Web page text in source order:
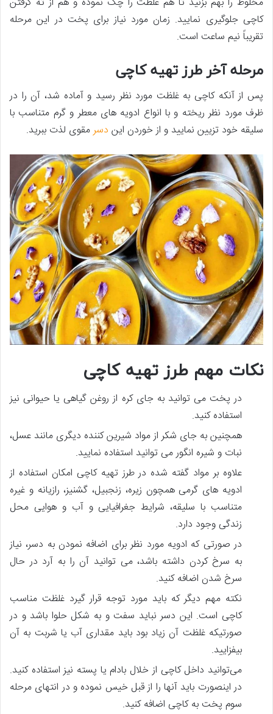
کاچی جلوگیری نمایید. زمان مورد نیاز برای پخت در این مرحله
تقریباً نیم ساعت است.
مرحله آخر طرز تهیه کاچی
پس از آنکه کاچی به غلظت مورد نظر رسید و آماده شد، آن را در
ظرف مورد نظر ریخته و با انواع ادویه ­های معطر و گرم متناسب با
سلیقه خود تزیین نمایید و از خوردن این دسرمقوی لذت ببرید.
نکات مهم طرز تهیه کاچی
در پخت می ­توانید به جای کره از روغن گیاهی یا حیوانی نیز
استفاده کنید.
همچنین به جای شکر از مواد شیرین­ کننده دیگری مانند عسل،
نبات و شیره انگور می­ توانید استفاده نمایید.
علاوه ­بر مواد گفته ­شده در طرز تهیه کاچی امکان استفاده از
ادویه­ های گرمی همچون زیره، زنجبیل، گشنیز، رازیانه و غیره
متناسب با سلیقه، شرایط جغرافیایی و آب و هوایی محل
زندگی وجود دارد.
در صورتی که ادویه مورد نظر برای اضافه نمودن به دسر، نیاز
به سرخ کردن داشته باشد، می ­توانید آن را به آرد در حال
سرخ شدن اضافه کنید.
نکته مهم دیگر که باید مورد توجه قرار گیرد غلظت مناسب
کاچی است. این دسر نباید سفت و به شکل حلوا باشد و در
صورتیکه غلظت آن زیاد بود باید مقداری آب یا شربت به آن
بیفزایید.
می‌توانید داخل کاچی از خلال بادام یا پسته نیز استفاده کنید.
در این­صورت باید آن­ها را از قبل خیس نموده و در انتهای مرحله
سوم پخت به کاچی اضافه کنید.